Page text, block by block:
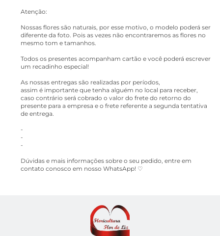
Atenção:
Nossas flores são naturais, por esse motivo, o modelo poderá ser
diferente da foto. Pois as vezes não encontraremos as flores no
mesmo tom e tamanhos.
Todos os presentes acompanham cartão e você poderá escrever
um recadinho especial!
As nossas entregas são realizadas por períodos,
assim é importante que tenha alguém no local para receber,
caso contrário será cobrado o valor do frete do retorno do
presente para a empresa e o frete referente a segunda tentativa
de entrega.
-
-
-
Dúvidas e mais informações sobre o seu pedido, entre em
contato conosco em nosso WhatsApp! ♡